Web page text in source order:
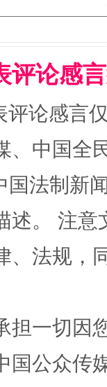
"炒
评论感
评论感言
、中国全
国法制新
述。 注
、法规，
担一切因
国公众传